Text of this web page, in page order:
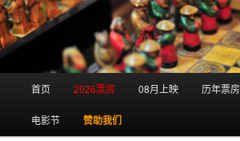
首页 2026票房 08月上映 历年票房
电影节 赞助我们